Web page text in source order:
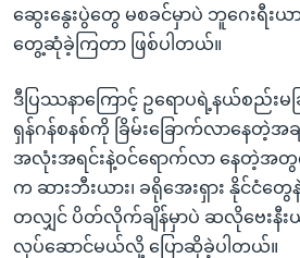
ဆွေးနွေးပွဲတွေ မစခင်မှာပဲ ဘူဂေးရီး
တွေ့ဆုံခဲ့ကြတာ ဖြစ်ပါတယ်။
ဒီပြဿနာကြောင့် ဥရောပရဲ့နယ်စည်းမ
ရှန်ဂန်စနစ်ကို ခြိမ်းခြောက်လာနေတဲ့အ
အလုံးအရင်းနဲ့ဝင်ရောက်လာ နေတဲ့အ
က ဆားဘီးယား၊ ခရိုအေးရှား နိုင်ငံ
တလျှင် ပိတ်လိုက်ချိန်မှာပဲ ဆလိုဗေးနီ
လုပ်ဆောင်မယ်လို့ ပြောဆိုခဲ့ပါတယ်။